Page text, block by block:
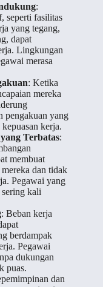
:
seperti fasilitas
yang tegang,
dapat
Lingkungan
merasa
: Ketika
mereka
pengakuan yang
kerja.
Terbatas:
membuat
dan tidak
Pegawai yang
kali
: Beban kerja
berdampak
Pegawai
dukungan
puas.
dan